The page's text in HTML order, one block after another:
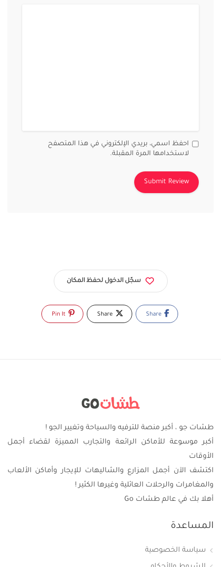
احفظ اسمي، بريدي الإلكتروني في هذا المتصفح
لاستخدامها المرة المقبلة.
سجّل الدخول لحفظ المكان
طشات جو ، أكبر منصة للترفيه والسياحة وتغيير الجو !
أكبر موسوعة للأماكن الرائعة والتجارب المميزة لقضاء أجمل
الأوقات
اكتشف الآن أجمل المزارع والشاليهات للإيجار وأماكن الألعاب
والمغامرات والرحلات العائلية وغيرها الكثير !
أهلا بك في عالم طشات Go
المساعدة
سياسة الخصوصية